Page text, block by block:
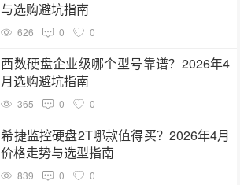
与选购避坑指南
626 0 0
西数硬盘企业级哪个型号靠谱？2026年4
月选购避坑指南
365 0 0
希捷监控硬盘2T哪款值得买？2026年4月
价格走势与选型指南
839 0 0